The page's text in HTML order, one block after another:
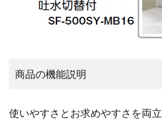
商品の機能説明
使いやすさとお求めやすさを両立